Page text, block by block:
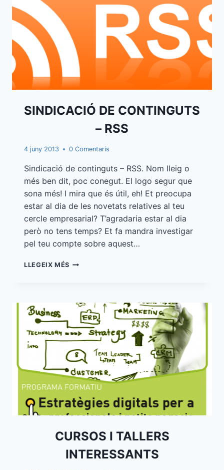
SINDICACIÓ DE CONTINGUTS
– RSS
4 juny 2013 0 Comentaris
Sindicació de continguts – RSS. Nom lleig o
més ben dit, poc conegut. El logo segur que
sona més! I mira que és útil, eh! Et preocupa
estar al dia de les novetats relatives al teu
cercle empresarial? T’agradaria estar al dia
però no tens temps? Et fa mandra investigar
pel teu compte sobre aquest…
LLEGEIX MÉS SINDICACIÓ
RSS
CURSOS I TALLERS
INTERESSANTS